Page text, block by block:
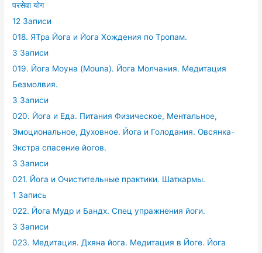
परसेवा योग
12 Записи
018. ЯТра Йога и Йога Хождения по Тропам.
3 Записи
019. Йога Моуна (Mouna). Йога Молчания. Медитация
Безмолвия.
3 Записи
020. Йога и Еда. Питания Физическое, Ментальное,
Эмоциональное, Духовное. Йога и Голодания. Овсянка-
Экстра спасение йогов.
3 Записи
021. Йога и Очистительные практики. Шаткармы.
1 Запись
022. Йога Мудр и Бандх. Спец упражнения йоги.
3 Записи
023. Медитация. Дхяна йога. Медитация в Йоге. Йога